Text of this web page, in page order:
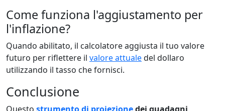
Come funziona l'aggiustamento per
l'inflazione?
Quando abilitato, il calcolatore aggiusta il tuo valore
futuro per riflettere il valore attualedel dollaro
utilizzando il tasso che fornisci.
Conclusione